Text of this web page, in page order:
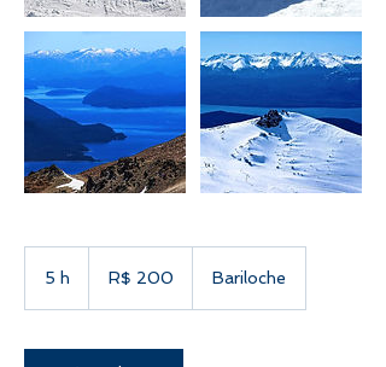
5 h
brasileiros
R$ 200 Bariloche